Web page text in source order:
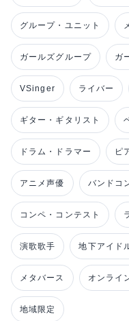
グループ・ユニット
ガールズグループ ガ
VSinger ライバー
ギター・ギタリスト
ドラム・ドラマー ピ
アニメ声優 バンドコ
コンペ・コンテスト
演歌歌手 地下アイド
メタバース オンライ
地域限定